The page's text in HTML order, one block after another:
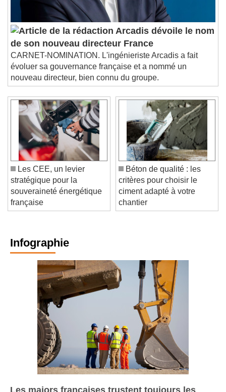
Arcadis dévoile le nom
de son nouveau directeur France
CARNET-NOMINATION. L'ingénieriste Arcadis a fait
évoluer sa gouvernance française et a nommé un
nouveau directeur, bien connu du groupe.
Les CEE, un levier
stratégique pour la
souveraineté énergétique
française
Béton de qualité : les
critères pour choisir le
ciment adapté à votre
chantier
Infographie